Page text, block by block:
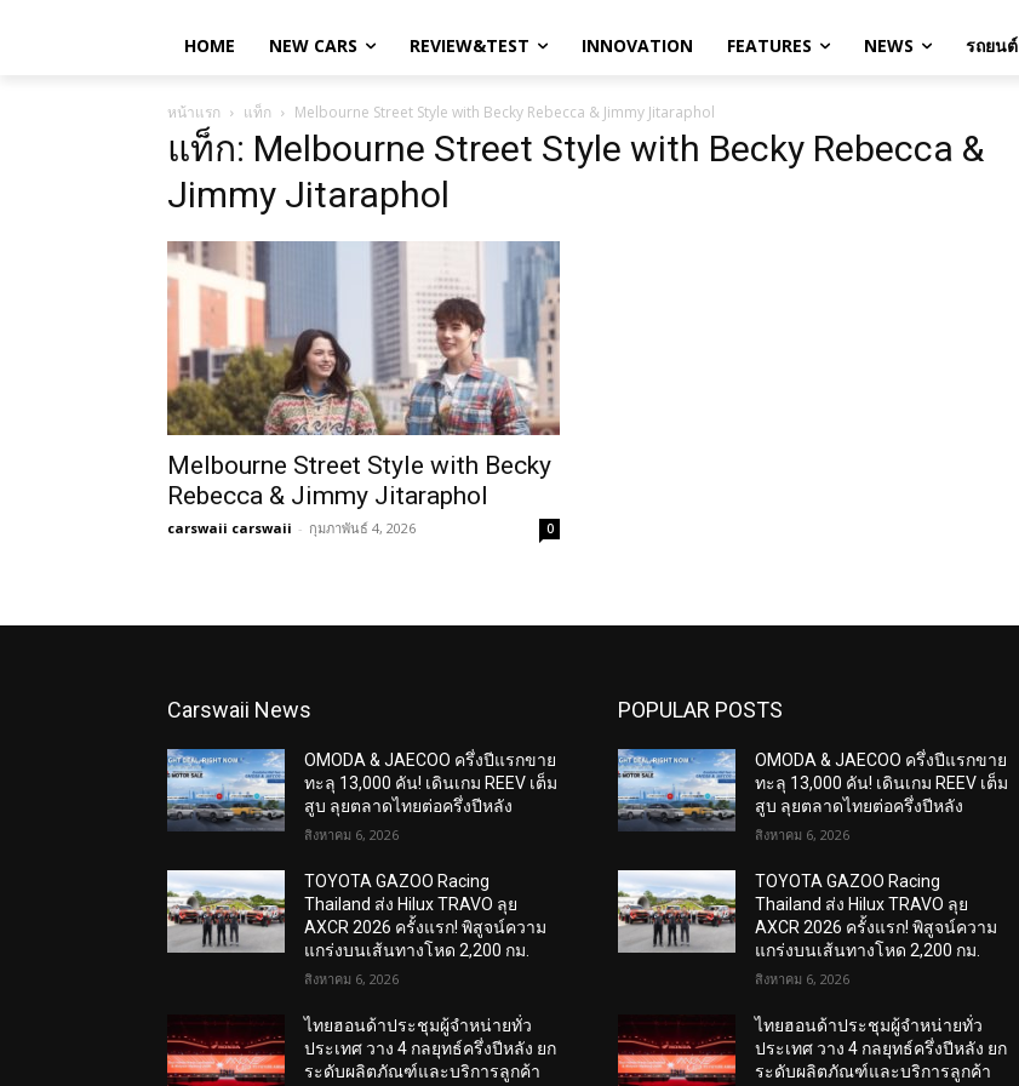
HOME NEW CARS REVIEW&TEST INNOVATION FEATURES NEWS รถยนต์
หน้าแรก แท็ก Melbourne Street Style with Becky Rebecca & Jimmy Jitaraphol
แท็ก: Melbourne Street Style with Becky Rebecca &
Jimmy Jitaraphol
Melbourne Street Style with Becky
Rebecca & Jimmy Jitaraphol
carswaii carswaii - กุมภาพันธ์ 4, 2026 0
Carswaii News
OMODA & JAECOO ครึ่งปีแรกขาย
ทะลุ 13,000 คัน! เดินเกม REEV เต็ม
สูบ ลุยตลาดไทยต่อครึ่งปีหลัง
สิงหาคม 6, 2026
TOYOTA GAZOO Racing
Thailand ส่ง Hilux TRAVO ลุย
AXCR 2026 ครั้งแรก! พิสูจน์ความ
แกร่งบนเส้นทางโหด 2,200 กม.
สิงหาคม 6, 2026
ไทยฮอนด้าประชุมผู้จำหน่ายทั่ว
ประเทศ วาง 4 กลยุทธ์ครึ่งปีหลัง ยก
ระดับผลิตภัณฑ์และบริการลูกค้า
POPULAR POSTS
OMODA & JAECOO ครึ่งปีแรกขาย
ทะลุ 13,000 คัน! เดินเกม REEV เต็ม
สูบ ลุยตลาดไทยต่อครึ่งปีหลัง
สิงหาคม 6, 2026
TOYOTA GAZOO Racing
Thailand ส่ง Hilux TRAVO ลุย
AXCR 2026 ครั้งแรก! พิสูจน์ความ
แกร่งบนเส้นทางโหด 2,200 กม.
สิงหาคม 6, 2026
ไทยฮอนด้าประชุมผู้จำหน่ายทั่ว
ประเทศ วาง 4 กลยุทธ์ครึ่งปีหลัง ยก
ระดับผลิตภัณฑ์และบริการลูกค้า